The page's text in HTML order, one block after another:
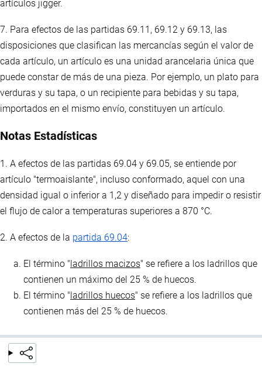
artículos jigger.
7. Para efectos de las partidas 69.11, 69.12 y 69.13, las
disposiciones que clasifican las mercancías según el valor de
cada artículo, un artículo es una unidad arancelaria única que
puede constar de más de una pieza. Por ejemplo, un plato para
verduras y su tapa, o un recipiente para bebidas y su tapa,
importados en el mismo envío, constituyen un artículo.
Notas Estadísticas
1. A efectos de las partidas 69.04 y 69.05, se entiende por
artículo "termoaislante", incluso conformado, aquel con una
densidad igual o inferior a 1,2 y diseñado para impedir o resistir
el flujo de calor a temperaturas superiores a 870 °C.
2. A efectos de la partida 69.04:
El término " ladrillos macizos" se refiere a los ladrillos que
contienen un máximo del 25 % de huecos.
El término " ladrillos huecos" se refiere a los ladrillos que
contienen más del 25 % de huecos.